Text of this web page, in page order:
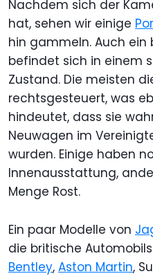
Nachdem sich der
hat, sehen wir einige
hin gammeln. Auch ein
befindet sich in einem
Zustand. Die meisten
rechtsgesteuert, was
hindeutet, dass sie
Neuwagen im
wurden. Einige haben
Innenausstattung,
Menge Rost.
Ein paar Modelle von
die britische
Bentley, Aston Martin,